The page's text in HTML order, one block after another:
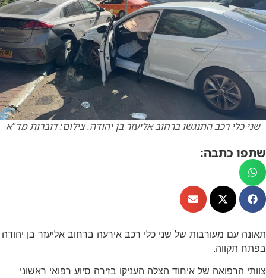
שני כלי רכב התנגשו ברחוב אליעזר בן יהודה. צילום: דוברות מד"א
שתפו כתבה:
תאונה עם מעורבות של שני כלי רכב אירעה ברחוב אליעזר בן יהודה
בפתח תקווה.
צוותי הרפואה של איחוד הצלה העניקו בזירה סיוע רפואי ראשוני